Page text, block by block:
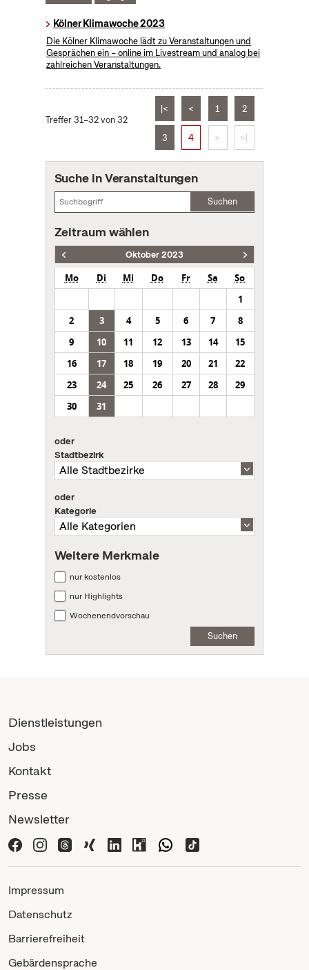
Kölner Klimawoche 2023
Die Kölner Klimawoche lädt zu Veranstaltungen und
Gesprächen ein – online im Livestream und analog bei
zahlreichen Veranstaltungen.
Treffer 31–32 von 32
|< < 1 2
3 4 > >|
Suche in Veranstaltungen
Suchen
Zeitraum wählen
Oktober 2023
Mo Di Mi Do Fr Sa
So
1
2
3 4 5 6 7
8
9
10 11 12 13 14
15
16
17 18 19 20 21
22
23
24 25 26 27 28
29
30
31
oder
Stadtbezirk
oder
Kategorie
Weitere Merkmale
nur kostenlos
nur Highlights
Wochenendvorschau
Suchen
Dienstleistungen
Jobs
Kontakt
Presse
Newsletter
Impressum
Datenschutz
Barrierefreiheit
Gebärdensprache